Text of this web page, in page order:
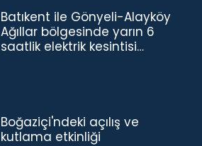
Batıkent ile Gönyeli-Alayköy
Ağıllar bölgesinde yarın 6
saatlik elektrik kesintisi…
Boğaziçi'ndeki açılış ve
kutlama etkinliği